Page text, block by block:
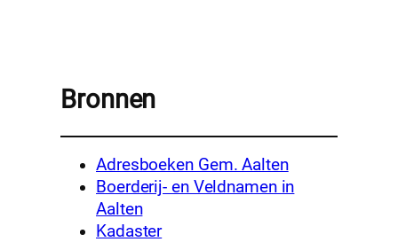
Bronnen
Adresboeken Gem. Aalten
Boerderij- en Veldnamen in
Aalten
Kadaster